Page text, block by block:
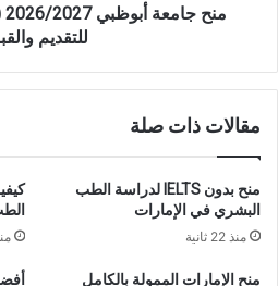
والقبول
للتقديم
مقالات ذات صلة
منح بدون IELTS لدراسة الطب
البشري في الإمارات
منذ 22 ثانية منذ 4
منح الإمارات الممولة بالكامل